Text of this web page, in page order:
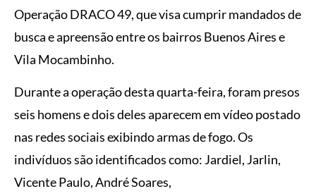
Operação DRACO 49, que visa cumprir mandados de
busca e apreensão entre os bairros Buenos Aires e
Vila Mocambinho.
Durante a operação desta quarta-feira, foram presos
seis homens e dois deles aparecem em vídeo postado
nas redes sociais exibindo armas de fogo. Os
indivíduos são identificados como: Jardiel, Jarlin,
Vicente Paulo, André Soares,